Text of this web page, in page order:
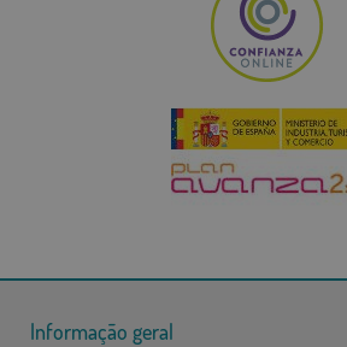
Informação geral